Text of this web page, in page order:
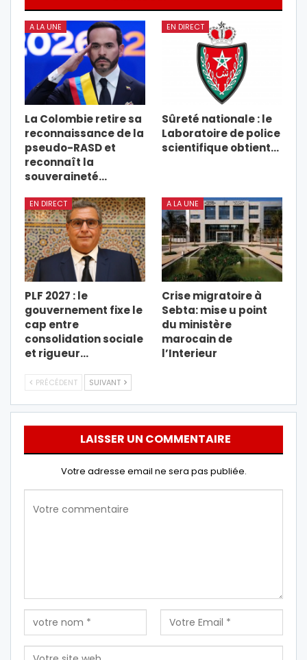
A LA UNE
La Colombie retire sa
reconnaissance de la
pseudo-RASD et
reconnaît la
souveraineté…
EN DIRECT
Sûreté nationale : le
Laboratoire de police
scientifique obtient…
EN DIRECT
PLF 2027 : le
gouvernement fixe le
cap entre
consolidation sociale
et rigueur…
A LA UNE
Crise migratoire à
Sebta: mise u point
du ministère
marocain de
l’Interieur
PRÉCÉDENT SUIVANT
LAISSER UN COMMENTAIRE
Votre adresse email ne sera pas publiée.